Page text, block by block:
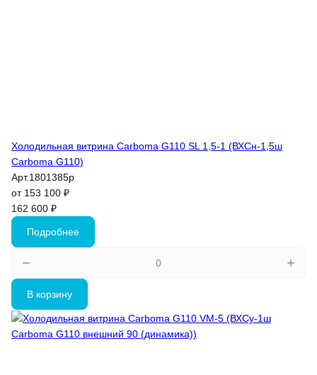
Холодильная витрина Carboma G110 SL 1,5-1 (ВХСн-1,5ш
Carboma G110)
Арт.1801385p
от 153 100 ₽
162 600 ₽
Подробнее
В корзину